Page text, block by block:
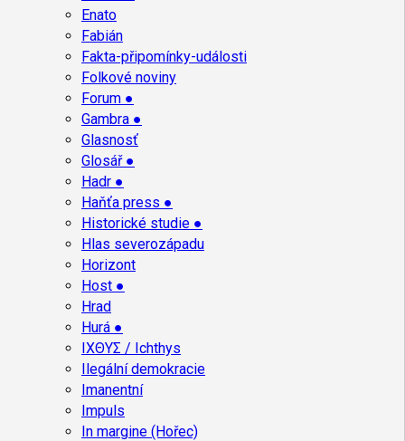
Enato
Fabián
Fakta-připomínky-události
Folkové noviny
Forum ●
Gambra ●
Glasnosť
Glosář ●
Hadr ●
Haňťa press ●
Historické studie ●
Hlas severozápadu
Horizont
Host ●
Hrad
Hurá ●
ΙΧΘΥΣ / Ichthys
Ilegální demokracie
Imanentní
Impuls
In margine (Hořec)